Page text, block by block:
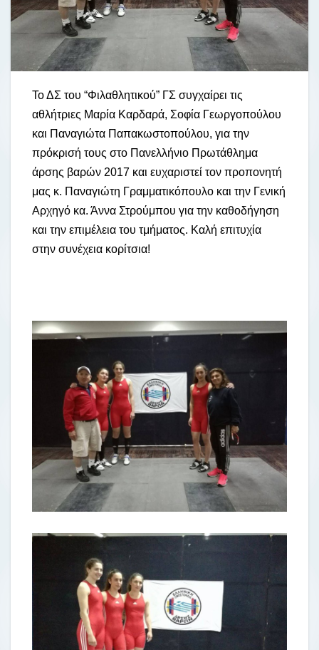
Το ΔΣ του “Φιλαθλητικού” ΓΣ συγχαίρει τις
αθλήτριες Μαρία Καρδαρά, Σοφία Γεωργοπούλου
και Παναγιώτα Παπακωστοπούλου, για την
πρόκρισή τους στο Πανελλήνιο Πρωτάθλημα
άρσης βαρών 2017 και ευχαριστεί τον προπονητή
μας κ. Παναγιώτη Γραμματικόπουλο και την Γενική
Αρχηγό κα. Άννα Στρούμπου για την καθοδήγηση
και την επιμέλεια του τμήματος. Καλή επιτυχία
στην συνέχεια κορίτσια!